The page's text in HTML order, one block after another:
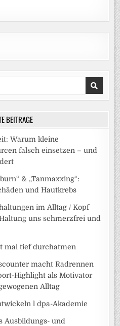
BEITRÄGE
Warum kleine
falsch einsetzen – und
& „Tanmaxxing“:
und Hautkrebs
im Alltag / Kopf
uns schmerzfrei und
mal tief durchatmen
macht Radrennen
Highlight als Motivator
Alltag
l dpa-Akademie
Ausbildungs- und